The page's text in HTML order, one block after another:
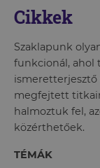
Cikkek
Szaklapunk
funkcionál,
ismeretterjesztő
megfejtett
halmoztuk fel,
közérthetőek.
TÉMÁK